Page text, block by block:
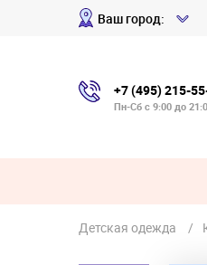
Ваш город:
+7 (495) 215-
Пн-Сб с 9:00 до
Детская одежда